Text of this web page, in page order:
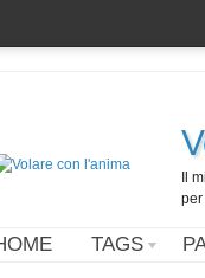
Il
TAGS